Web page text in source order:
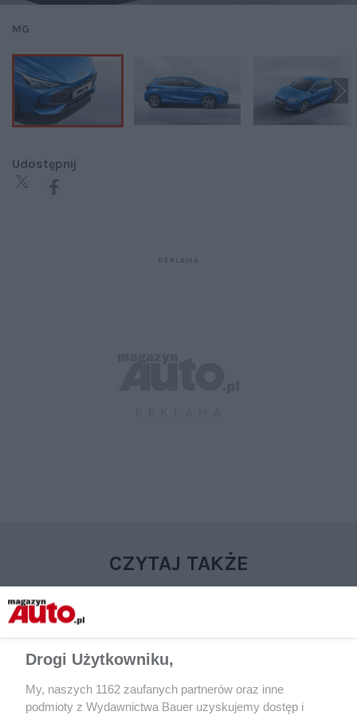
MG
Udostępnij
CZYTAJ TAKŻE
Drogi Użytkowniku,
My, naszych 1162 zaufanych partnerów oraz inne
podmioty z Wydawnictwa Bauer uzyskujemy dostęp i